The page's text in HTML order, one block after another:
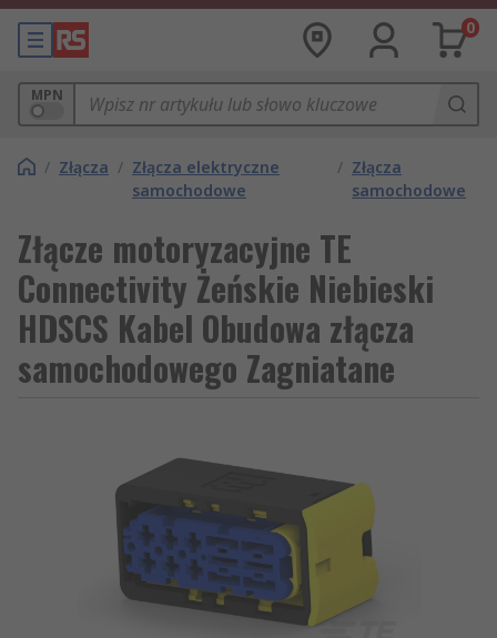
0
MPN
/ Złącza / Złącza elektryczne
samochodowe
/ Złącza
samochodowe
Złącze motoryzacyjne TE
Connectivity Żeńskie Niebieski
HDSCS Kabel Obudowa złącza
samochodowego Zagniatane